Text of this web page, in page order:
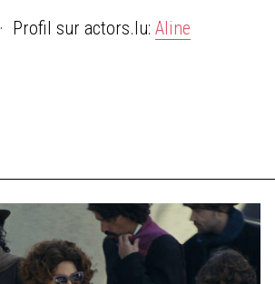
· Profil sur actors.lu: Aline